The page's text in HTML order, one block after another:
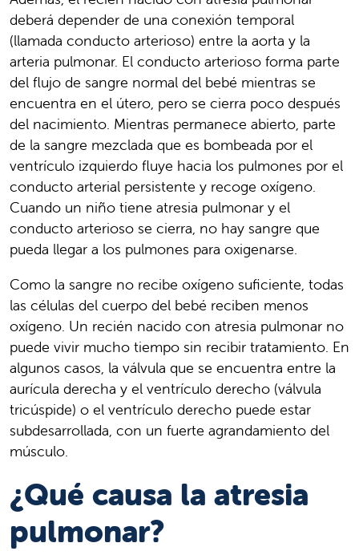
deberá depender de una conexión temporal
(llamada conducto arterioso) entre la aorta y la
arteria pulmonar. El conducto arterioso forma parte
del flujo de sangre normal del bebé mientras se
encuentra en el útero, pero se cierra poco después
del nacimiento. Mientras permanece abierto, parte
de la sangre mezclada que es bombeada por el
ventrículo izquierdo fluye hacia los pulmones por el
conducto arterial persistente y recoge oxígeno.
Cuando un niño tiene atresia pulmonar y el
conducto arterioso se cierra, no hay sangre que
pueda llegar a los pulmones para oxigenarse.
Como la sangre no recibe oxígeno suficiente, todas
las células del cuerpo del bebé reciben menos
oxígeno. Un recién nacido con atresia pulmonar no
puede vivir mucho tiempo sin recibir tratamiento. En
algunos casos, la válvula que se encuentra entre la
aurícula derecha y el ventrículo derecho (válvula
tricúspide) o el ventrículo derecho puede estar
subdesarrollada, con un fuerte agrandamiento del
músculo.
¿Qué causa la atresia
pulmonar?